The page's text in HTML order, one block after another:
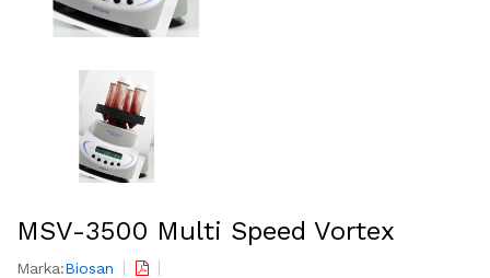
MSV-3500 Multi Speed Vortex
Marka:Biosan